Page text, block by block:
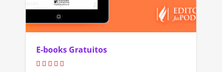
E-books Gratuitos